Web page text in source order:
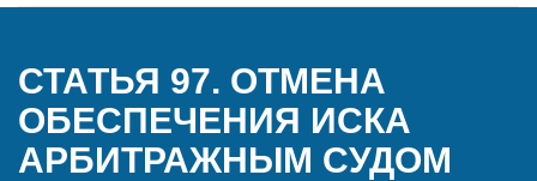
СТАТЬЯ 97. ОТМЕНА
ОБЕСПЕЧЕНИЯ ИСКА
АРБИТРАЖНЫМ СУДОМ